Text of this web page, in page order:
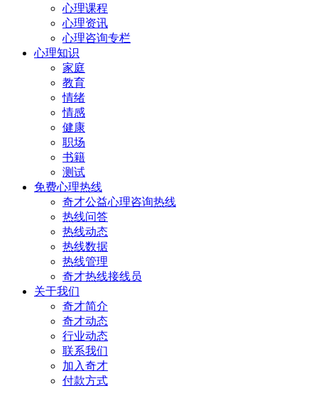
心理课程
心理资讯
心理咨询专栏
心理知识
家庭
教育
情绪
情感
健康
职场
书籍
测试
免费心理热线
奇才公益心理咨询热线
热线问答
热线动态
热线数据
热线管理
奇才热线接线员
关于我们
奇才简介
奇才动态
行业动态
联系我们
加入奇才
付款方式